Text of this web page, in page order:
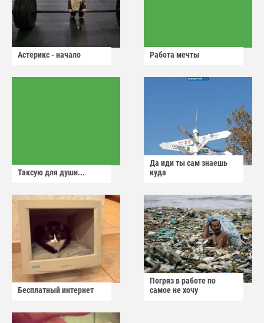
Астерикс - начало Работа мечты
Таксую для души...
Да иди ты сам знаешь
куда
Бесплатный интернет
Погряз в работе по
самое не хочу